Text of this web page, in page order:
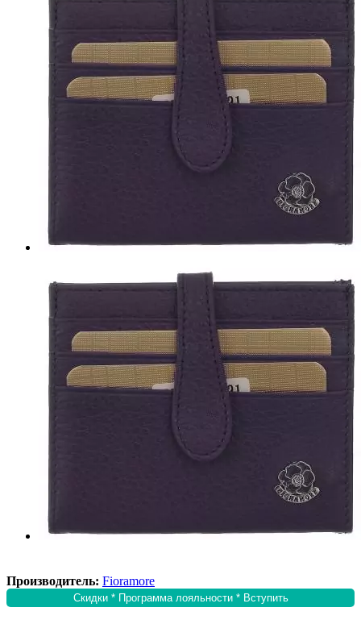
Производитель: Fioramore
Скидки * Программа лояльности * Вступить